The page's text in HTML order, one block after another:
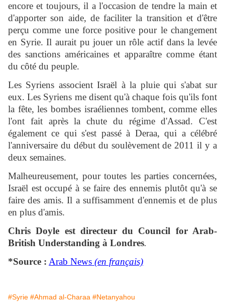
encore et toujours, il a l'occasion de tendre la main et
d'apporter son aide, de faciliter la transition et d'être
perçu comme une force positive pour le changement
en Syrie. Il aurait pu jouer un rôle actif dans la levée
des sanctions américaines et apparaître comme étant
du côté du peuple.
Les Syriens associent Israël à la pluie qui s'abat sur
eux. Les Syriens me disent qu'à chaque fois qu'ils font
la fête, les bombes israéliennes tombent, comme elles
l'ont fait après la chute du régime d'Assad. C'est
également ce qui s'est passé à Deraa, qui a célébré
l'anniversaire du début du soulèvement de 2011 il y a
deux semaines.
Malheureusement, pour toutes les parties concernées,
Israël est occupé à se faire des ennemis plutôt qu'à se
faire des amis. Il a suffisamment d'ennemis et de plus
en plus d'amis.
Chris Doyle est directeur du Council for Arab-
British Understanding à Londres.
*Source : Arab News (en français)
#Syrie #Ahmad al-Charaa #Netanyahou